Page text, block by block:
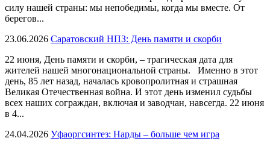
силу нашей страны: мы непобедимы, когда мы вместе. От
берегов...
23.06.2026 Саратовский НПЗ: День памяти и скорби
22 июня, День памяти и скорби, – трагическая дата для
жителей нашей многонациональной страны. Именно в этот
день, 85 лет назад, началась кровопролитная и страшная
Великая Отечественная война. И этот день изменил судьбы
всех наших сограждан, включая и заводчан, навсегда. 22 июня
в 4...
24.04.2026 Уфаоргсинтез: Нарды – больше чем игра